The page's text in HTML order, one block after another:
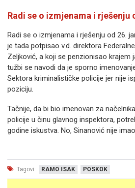
Radi se o izmjenama i rješenju
Radi se o izmjenama i rješenju od 26.
je tada potpisao v.d. direktora
Zeljković, a koji se penzionisao krajem
tužbi se navodi da je sporno
Sektora kriminalističke policije jer nije
poziciju.
Tačnije, da bi bio imenovan za
policije u činu glavnog inspektora,
godine iskustva. No, Sinanović nije
Tagovi: RAMO ISAK POSKOK